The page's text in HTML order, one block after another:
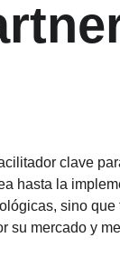
clave
hasta la
sino
su mercado y